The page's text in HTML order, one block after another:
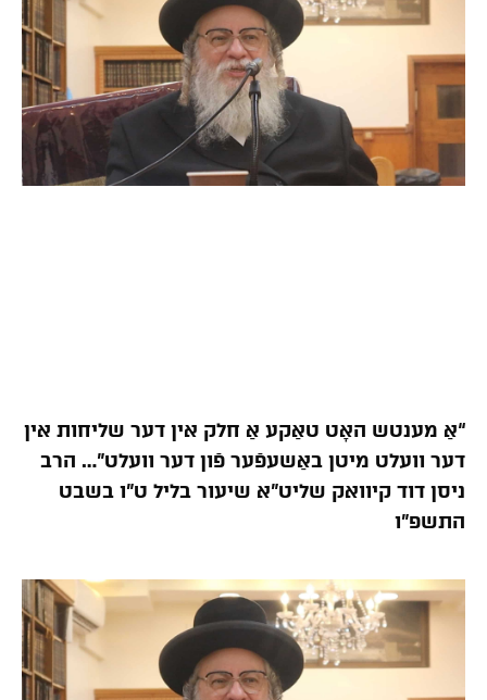
“אַ מענטש האָט טאַקע אַ חלק אין דער שליחות אין
דער וועלט מיטן באַשעפֿער פֿון דער וועלט”… הרב
ניסן דוד קיוואק שליט”א שיעור בליל ט”ו בשבט
התשפ”ו